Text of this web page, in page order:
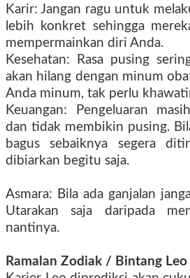
Karir: Jangan ragu untuk
lebih konkret sehingga
mempermainkan diri Anda.
Kesehatan: Rasa pusing
akan hilang dengan minum
Anda minum, tak perlu
Keuangan: Pengeluaran
dan tidak membikin pusing.
bagus sebaiknya segera
dibiarkan begitu saja.
Asmara: Bila ada ganjalan
Utarakan saja daripada
nantinya.
Ramalan Zodiak / Bintang Leo